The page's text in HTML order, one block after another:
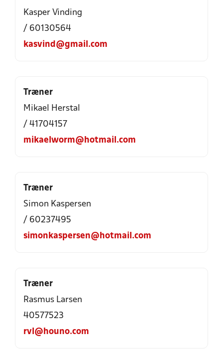
Kasper Vinding
/ 60130564
kasvind@gmail.com
Træner
Mikael Herstal
/ 41704157
mikaelworm@hotmail.com
Træner
Simon Kaspersen
/ 60237495
simonkaspersen@hotmail.com
Træner
Rasmus Larsen
40577523
rvl@houno.com